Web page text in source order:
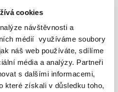
cookies
návštěvnosti a
médií využíváme soubory
náš web používáte, sdílíme
média a analýzy. Partneři
s dalšími informacemi,
které získali v důsledku toho,
soudržnosti k
hospodaření obcí,
krajů a
soudržnosti k